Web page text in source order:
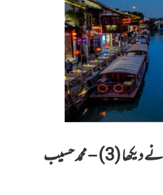
سفرنامہ: چین – جیسا میں نے دیکھا (3) – محمد حسیب